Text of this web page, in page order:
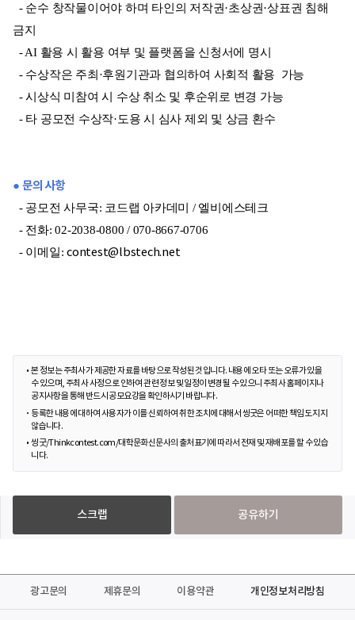
- 순수 창작물이어야 하며 타인의 저작권·초상권·상표권 침해
금지
- AI 활용 시 활용 여부 및 플랫폼을 신청서에 명시
- 수상작은 주최·후원기관과 협의하여 사회적 활용 가능
- 시상식 미참여 시 수상 취소 및 후순위로 변경 가능
- 타 공모전 수상작·도용 시 심사 제외 및 상금 환수
● 문의 사항
- 공모전 사무국: 코드랩 아카데미 / 엘비에스테크
- 전화: 02-2038-0800 / 070-8667-0706
- 이메일:contest@lbstech.net
본 정보는 주최사가 제공한 자료를 바탕으로 작성된 것입니다. 내용에 오타 또는 오류가 있을
수 있으며, 주최사 사정으로 인하여 관련 정보 및 일정이 변경될 수 있으니 주최사 홈페이지나
공지사항을 통해 반드시 공모요강을 확인하시기 바랍니다.
등록한 내용에 대하여 사용자가 이를 신뢰하여 취한 조치에 대해서 씽굿은 어떠한 책임도 지지
않습니다.
씽굿/Thinkcontest.com/대학문화신문사의 출처표기에 따라서 전재 및 재배포를 할 수 있습
니다.
스크랩 공유하기
광고문의 제휴문의 이용약관 개인정보처리방침